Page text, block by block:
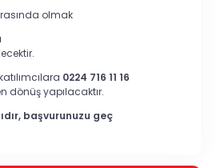
olmak
0224 716 11 16
dönüş yapılacaktır.
başvurunuzu geç